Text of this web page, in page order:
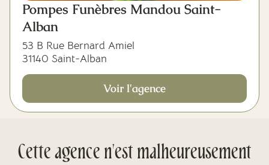
Pompes Funèbres Mandou Saint-
Alban
53 B Rue Bernard Amiel
31140 Saint-Alban
Voir l'agence
Cette agence n'est malheureusement